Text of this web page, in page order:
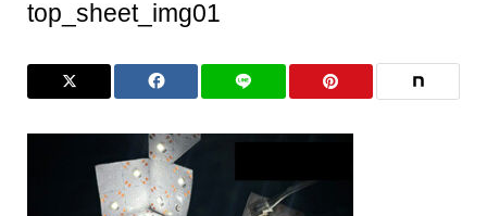
top_sheet_img01